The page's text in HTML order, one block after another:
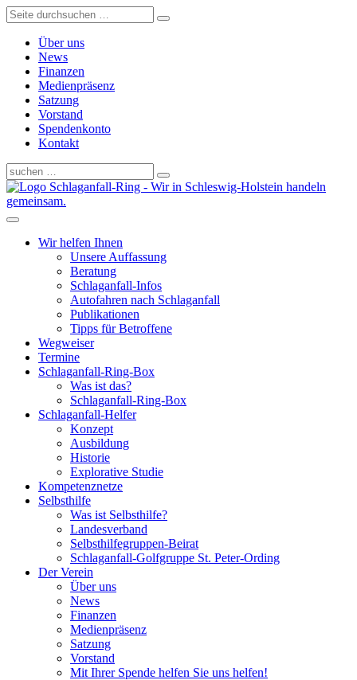
Über uns
News
Finanzen
Medienpräsenz
Satzung
Vorstand
Spendenkonto
Kontakt
Schlaganfall-Ring - Wir in Schleswig-Holstein handeln
gemeinsam.
Wir helfen Ihnen
Unsere Auffassung
Beratung
Schlaganfall-Infos
Autofahren nach Schlaganfall
Publikationen
Tipps für Betroffene
Wegweiser
Termine
Schlaganfall-Ring-Box
Was ist das?
Schlaganfall-Ring-Box
Schlaganfall-Helfer
Konzept
Ausbildung
Historie
Explorative Studie
Kompetenznetze
Selbsthilfe
Was ist Selbsthilfe?
Landesverband
Selbsthilfegruppen-Beirat
Schlaganfall-Golfgruppe St. Peter-Ording
Der Verein
Über uns
News
Finanzen
Medienpräsenz
Satzung
Vorstand
Mit Ihrer Spende helfen Sie uns helfen!